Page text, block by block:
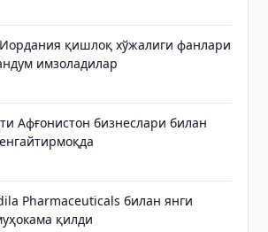
қишлоқ хўжалиги фанлари
имзоладилар
Афғонистон бизнеслари билан
Pharmaceuticals билан янги
қилди